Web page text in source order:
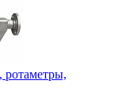
ротаметры,